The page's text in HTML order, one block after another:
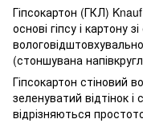
Гіпсокартон (ГКЛ)
основі гіпсу і картону
(стоншувана
Гіпсокартон стіновий
зеленуватий відтінок
відрізняються